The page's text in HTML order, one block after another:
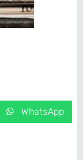
WhatsApp